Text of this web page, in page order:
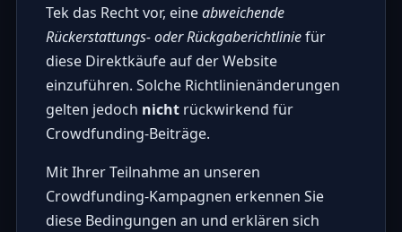
Tek das Recht vor, eineabweichende
Rückerstattungs- oder Rückgaberichtliniefür
diese Direktkäufe auf der Website
einzuführen. Solche Richtlinienänderungen
gelten jedoch nichtrückwirkend für
Crowdfunding-Beiträge.
Mit Ihrer Teilnahme an unseren
Crowdfunding-Kampagnen erkennen Sie
diese Bedingungen an und erklären sich